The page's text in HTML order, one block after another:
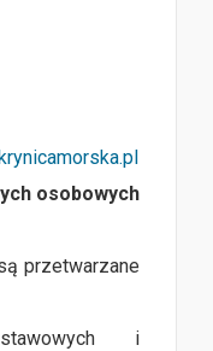
osobowych
przetwarzane
i